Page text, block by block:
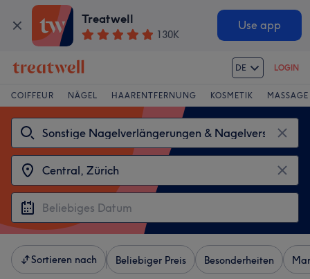
Treatwell
130K
Use app
DE LOGIN
COIFFEUR NÄGEL HAARENTFERNUNG KOSMETIK MASSAGE
Sortieren nach Beliebiger Preis Besonderheiten